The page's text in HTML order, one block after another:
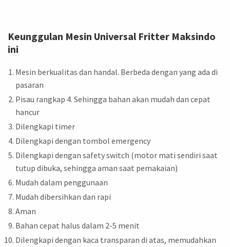
Keunggulan Mesin Universal Fritter Maksindo
ini
Mesin berkualitas dan handal. Berbeda dengan yang ada di
pasaran
Pisau rangkap 4. Sehingga bahan akan mudah dan cepat
hancur
Dilengkapi timer
Dilengkapi dengan tombol emergency
Dilengkapi dengan safety switch (motor mati sendiri saat
tutup dibuka, sehingga aman saat pemakaian)
Mudah dalam penggunaan
Mudah dibersihkan dan rapi
Aman
Bahan cepat halus dalam 2-5 menit
Dilengkapi dengan kaca transparan di atas, memudahkan